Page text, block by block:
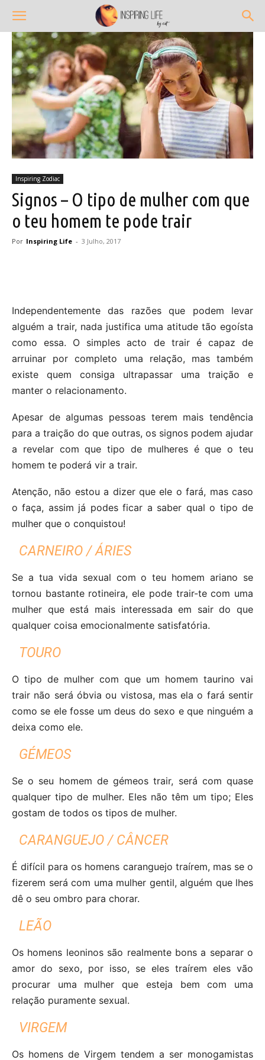
Inspiring Zodiac
Signos – O tipo de mulher com que
o teu homem te pode trair
Por Inspiring Life - 3 Julho, 2017
Independentemente das razões que podem levar
alguém a trair, nada justifica uma atitude tão egoísta
como essa. O simples acto de trair é capaz de
arruinar por completo uma relação, mas também
existe quem consiga ultrapassar uma traição e
manter o relacionamento.
Apesar de algumas pessoas terem mais tendência
para a traição do que outras, os signos podem ajudar
a revelar com que tipo de mulheres é que o teu
homem te poderá vir a trair.
Atenção, não estou a dizer que ele o fará, mas caso
o faça, assim já podes ficar a saber qual o tipo de
mulher que o conquistou!
CARNEIRO / ÁRIES
Se a tua vida sexual com o teu homem ariano se
tornou bastante rotineira, ele pode trair-te com uma
mulher que está mais interessada em sair do que
qualquer coisa emocionalmente satisfatória.
TOURO
O tipo de mulher com que um homem taurino vai
trair não será óbvia ou vistosa, mas ela o fará sentir
como se ele fosse um deus do sexo e que ninguém a
deixa como ele.
GÉMEOS
Se o seu homem de gémeos trair, será com quase
qualquer tipo de mulher. Eles não têm um tipo; Eles
gostam de todos os tipos de mulher.
CARANGUEJO / CÂNCER
É difícil para os homens caranguejo traírem, mas se o
fizerem será com uma mulher gentil, alguém que lhes
dê o seu ombro para chorar.
LEÃO
Os homens leoninos são realmente bons a separar o
amor do sexo, por isso, se eles traírem eles vão
procurar uma mulher que esteja bem com uma
relação puramente sexual.
VIRGEM
Os homens de Virgem tendem a ser monogamistas